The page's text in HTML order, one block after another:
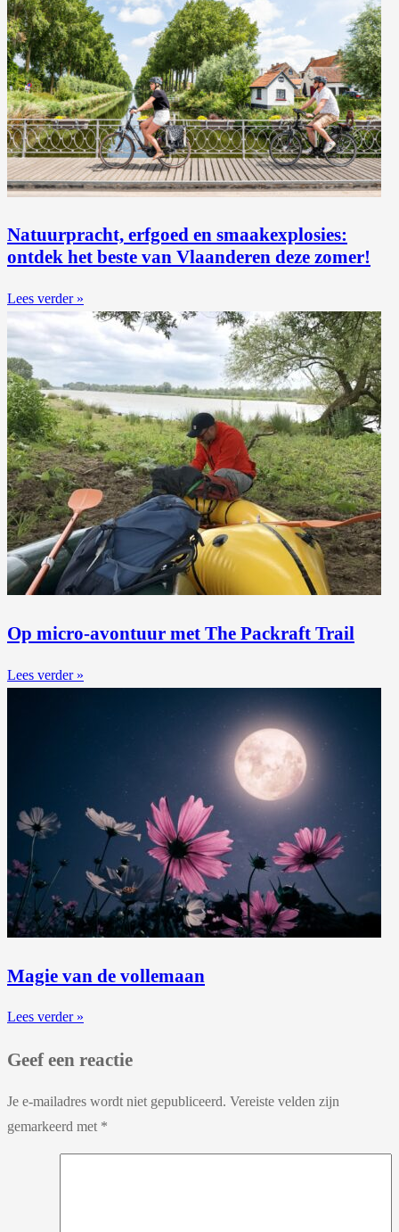
Natuurpracht, erfgoed en smaakexplosies:
ontdek het beste van Vlaanderen deze zomer!
Lees verder »
Op micro-avontuur met The Packraft Trail
Lees verder »
Magie van de vollemaan
Lees verder »
Geef een reactie
Je e-mailadres wordt niet gepubliceerd. Vereiste velden zijn
gemarkeerd met *